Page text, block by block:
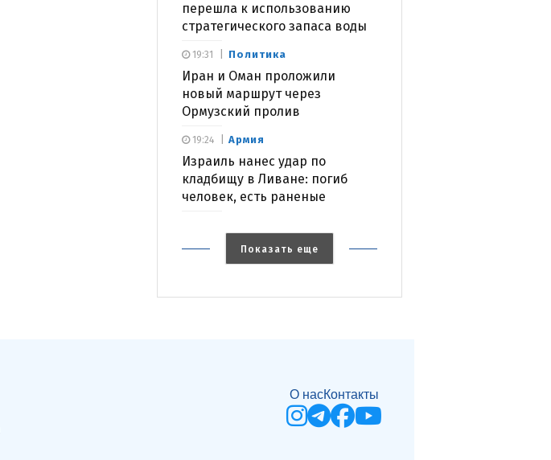
перешла к использованию
стратегического запаса воды
Политика
Иран и Оман проложили
новый маршрут через
Ормузский пролив
19:31
Армия
Израиль нанес удар по
кладбищу в Ливане: погиб
человек, есть раненые
19:24
Показать еще
О насКонтакты